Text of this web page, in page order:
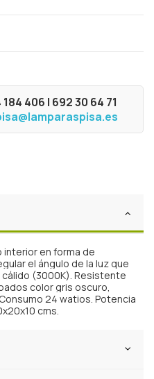
184 406 | 692 30 64 71
en forma de
el ángulo de la luz que
(3000K). Resistente
color gris oscuro,
24 watios. Potencia
cms.